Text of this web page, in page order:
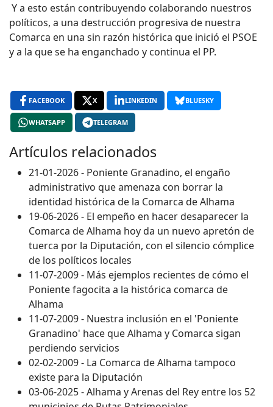
Y a esto están contribuyendo colaborando nuestros
políticos, a una destrucción progresiva de nuestra
Comarca en una sin razón histórica que inició el PSOE
y a la que se ha enganchado y continua el PP.
FACEBOOK X LINKEDIN BLUESKY
WHATSAPP TELEGRAM
Artículos relacionados
21-01-2026 - Poniente Granadino, el engaño
administrativo que amenaza con borrar la
identidad histórica de la Comarca de Alhama
19-06-2026 - El empeño en hacer desaparecer la
Comarca de Alhama hoy da un nuevo apretón de
tuerca por la Diputación, con el silencio cómplice
de los políticos locales
11-07-2009 - Más ejemplos recientes de cómo el
Poniente fagocita a la histórica comarca de
Alhama
11-07-2009 - Nuestra inclusión en el 'Poniente
Granadino' hace que Alhama y Comarca sigan
perdiendo servicios
02-02-2009 - La Comarca de Alhama tampoco
existe para la Diputación
03-06-2025 - Alhama y Arenas del Rey entre los 52